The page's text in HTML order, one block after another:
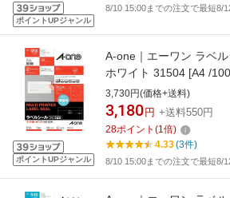
ポイントUPジャンル
8/10 15:00までの注文で最短8/
ポイントUPジャンル
A-one｜エーワン ラベ
ホワイト 31504 [A4 /
3,730円(価格+送料)
3,180 円 +送料550円
28ポイント (1倍)
4.33(3件)
8/10 15:00までの注文で最短8/